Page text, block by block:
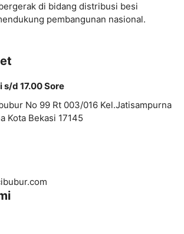
di bidang distribusi besi
pembangunan nasional.
s/d 17.00 Sore
No 99 Rt 003/016 Kel.Jatisampurna
Kota Bekasi 17145